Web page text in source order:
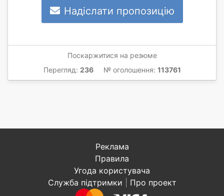
Надіслати пропозицію
Поскаржитися на резюме
Перегляд: 236 № оголошення: 113761
Реклама
Правила
Угода користувача
Служба підтримки
Про проект